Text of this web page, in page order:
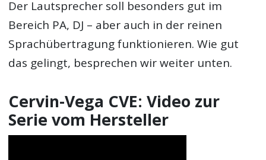
Der Lautsprecher soll besonders gut im
Bereich PA, DJ – aber auch in der reinen
Sprachübertragung funktionieren. Wie gut
das gelingt, besprechen wir weiter unten.
Cervin-Vega CVE: Video zur
Serie vom Hersteller